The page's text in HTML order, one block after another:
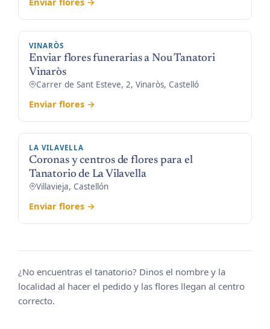
VINARÒS
Enviar flores funerarias a Nou Tanatori
Vinaròs
Carrer de Sant Esteve, 2, Vinaròs, Castelló
Enviar flores →
LA VILAVELLA
Coronas y centros de flores para el
Tanatorio de La Vilavella
Villavieja, Castellón
Enviar flores →
¿No encuentras el tanatorio? Dinos el nombre y la
localidad al hacer el pedido y las flores llegan al centro
correcto.